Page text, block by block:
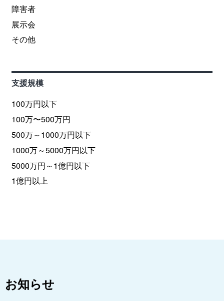
障害者
展示会
その他
支援規模
100万円以下
100万〜500万円
500万～1000万円以下
1000万～5000万円以下
5000万円～1億円以下
1億円以上
お知らせ